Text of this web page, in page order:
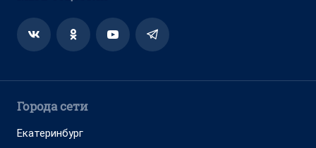
Города сети
Екатеринбург